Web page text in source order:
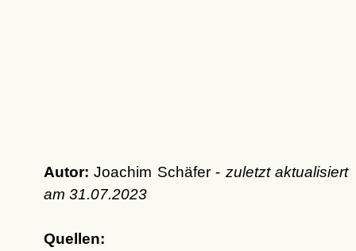
Autor: Joachim Schäfer - zuletzt aktualisiert
am 31.07.2023
Quellen: